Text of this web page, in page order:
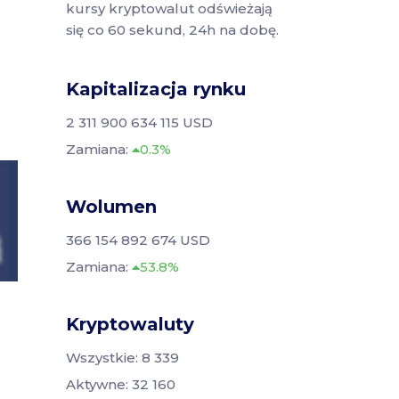
kursy kryptowalut odświeżają
się co 60 sekund, 24h na dobę.
Kapitalizacja rynku
2 311 900 634 115 USD
Zamiana:
0.3%
Wolumen
366 154 892 674 USD
Zamiana:
53.8%
Kryptowaluty
Wszystkie: 8 339
Aktywne: 32 160